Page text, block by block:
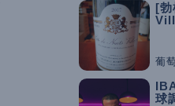
[
葡
球